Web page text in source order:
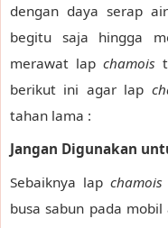
dengan daya serap
begitu saja hingga
merawat lap chamois
berikut ini agar lap
tahan lama :
Jangan Digunakan
Sebaiknya lapchamois
busa sabun pada